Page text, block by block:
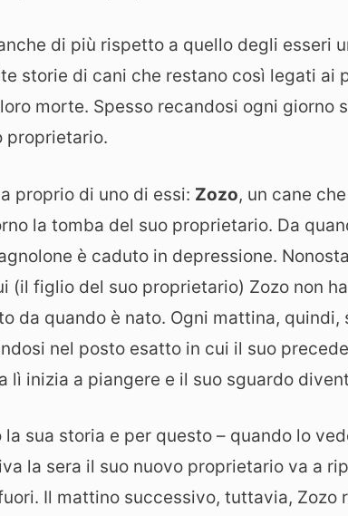
di più rispetto a quello degli esseri
storie di cani che restano così legati ai
morte. Spesso recandosi ogni giorno
proprietario.
proprio di uno di essi: Zozo, un cane
la tomba del suo proprietario. Da
è caduto in depressione.
(il figlio del suo proprietario) Zozo non
da quando è nato. Ogni mattina, quindi,
nel posto esatto in cui il suo
lì inizia a piangere e il suo sguardo
sua storia e per questo – quando lo
la sera il suo nuovo proprietario va a
Il mattino successivo, tuttavia, Zozo